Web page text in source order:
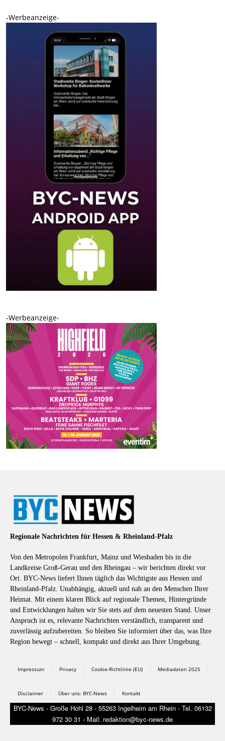
-Werbeanzeige-
-Werbeanzeige-
Regionale Nachrichten für Hessen & Rheinland-Pfalz
Von den Metropolen Frankfurt, Mainz und Wiesbaden bis in die
Landkreise Groß-Gerau und den Rheingau – wir berichten direkt vor
Ort. BYC-News liefert Ihnen täglich das Wichtigste aus Hessen und
Rheinland-Pfalz. Unabhängig, aktuell und nah an den Menschen Ihrer
Heimat. Mit einem klaren Blick auf regionale Themen, Hintergründe
und Entwicklungen halten wir Sie stets auf dem neuesten Stand. Unser
Anspruch ist es, relevante Nachrichten verständlich, transparent und
zuverlässig aufzubereiten. So bleiben Sie informiert über das, was Ihre
Region bewegt – schnell, kompakt und direkt aus Ihrer Umgebung.
Impressum Privacy Cookie-Richtlinie (EU) Mediadaten 2025
Disclaimer Über uns: BYC-News Kontakt
BYC-News - Große Hohl 28 - 55263 Ingelheim am Rhein - Tel. 06132
972 30 31 - Mail: redaktion@byc-news.de